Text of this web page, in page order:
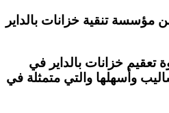
تنقية خزانات بالداير
خزانات بالداير في
وأسهلها والتي متمثلة في